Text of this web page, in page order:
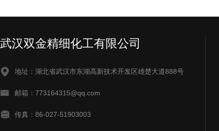
武汉双金精细化工有限公司
地址：湖北省武汉市东湖高新技术开发区雄楚大道888号
邮箱：773164315@qq.com
传真：86-027-51903003